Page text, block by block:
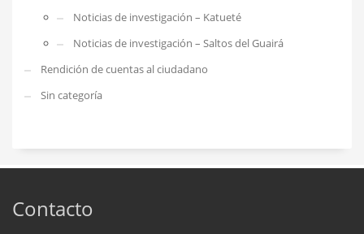
Noticias de investigación – Katueté
Noticias de investigación – Saltos del Guairá
Rendición de cuentas al ciudadano
Sin categoría
Contacto